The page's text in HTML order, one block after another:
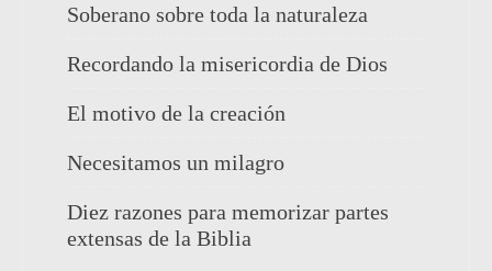
Soberano sobre toda la naturaleza
Recordando la misericordia de Dios
El motivo de la creación
Necesitamos un milagro
Diez razones para memorizar partes
extensas de la Biblia